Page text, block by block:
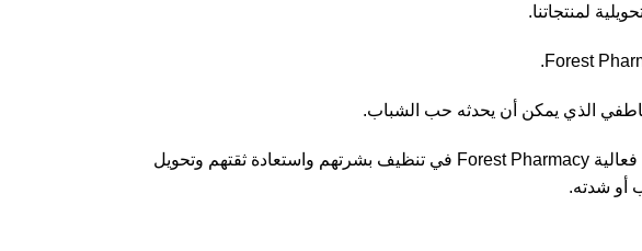
لمنتجاتنا.
الذي يمكن أن يحدثه حب الشباب.
ومع ذلك ، فإن القاسم المشترك بين كل هذه الشهادات هو الاختلاف الملحوظ الذي أحدثته منتجاتنا. لقد شهد العملاء على فعالية Forest Pharmacy في تنظيف بشرتهم واستعادة ثقتهم وتحويل
أو شدته.